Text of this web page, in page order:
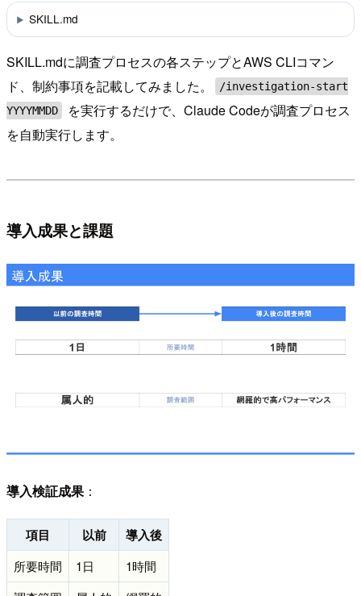
SKILL.md
SKILL.mdに調査プロセスの各ステップとAWS CLIコマン
ド、制約事項を記載してみました。
/investigation-start
YYYYMMDD
を実行するだけで、Claude Codeが調査プロセス
を自動実行します。
導入成果と課題
導入検証成果：
項目 以前 導入後
所要時間 1日
1時間